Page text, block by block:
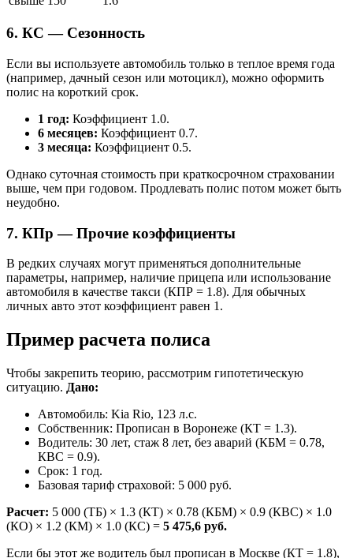
6. КС — Сезонность
Если вы используете автомобиль только в теплое время года
(например, дачный сезон или мотоцикл), можно оформить
полис на короткий срок.
1 год: Коэффициент 1.0.
6 месяцев: Коэффициент 0.7.
3 месяца: Коэффициент 0.5.
Однако суточная стоимость при краткосрочном страховании
выше, чем при годовом. Продлевать полис потом может быть
неудобно.
7. КПр — Прочие коэффициенты
В редких случаях могут применяться дополнительные
параметры, например, наличие прицепа или использование
автомобиля в качестве такси (КПР = 1.8). Для обычных
личных авто этот коэффициент равен 1.
Пример расчета полиса
Чтобы закрепить теорию, рассмотрим гипотетическую
ситуацию. Дано:
Автомобиль: Kia Rio, 123 л.с.
Собственник: Прописан в Воронеже (КТ = 1.3).
Водитель: 30 лет, стаж 8 лет, без аварий (КБМ = 0.78,
КВС = 0.9).
Срок: 1 год.
Базовая тариф страховой: 5 000 руб.
Расчет: 5 000 (ТБ) × 1.3 (КТ) × 0.78 (КБМ) × 0.9 (КВС) × 1.0
(КО) × 1.2 (КМ) × 1.0 (КС) = 5 475,6 руб.
Если бы этот же водитель был прописан в Москве (КТ = 1.8),